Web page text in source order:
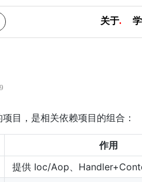
关于.
目，是相关依赖项目的组合：
作用
提供 Ioc/Aop、